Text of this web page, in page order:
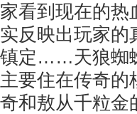
看到现在的热
反映出玩家的
定……天狼蜘
要住在传奇的
和敖从千粒金